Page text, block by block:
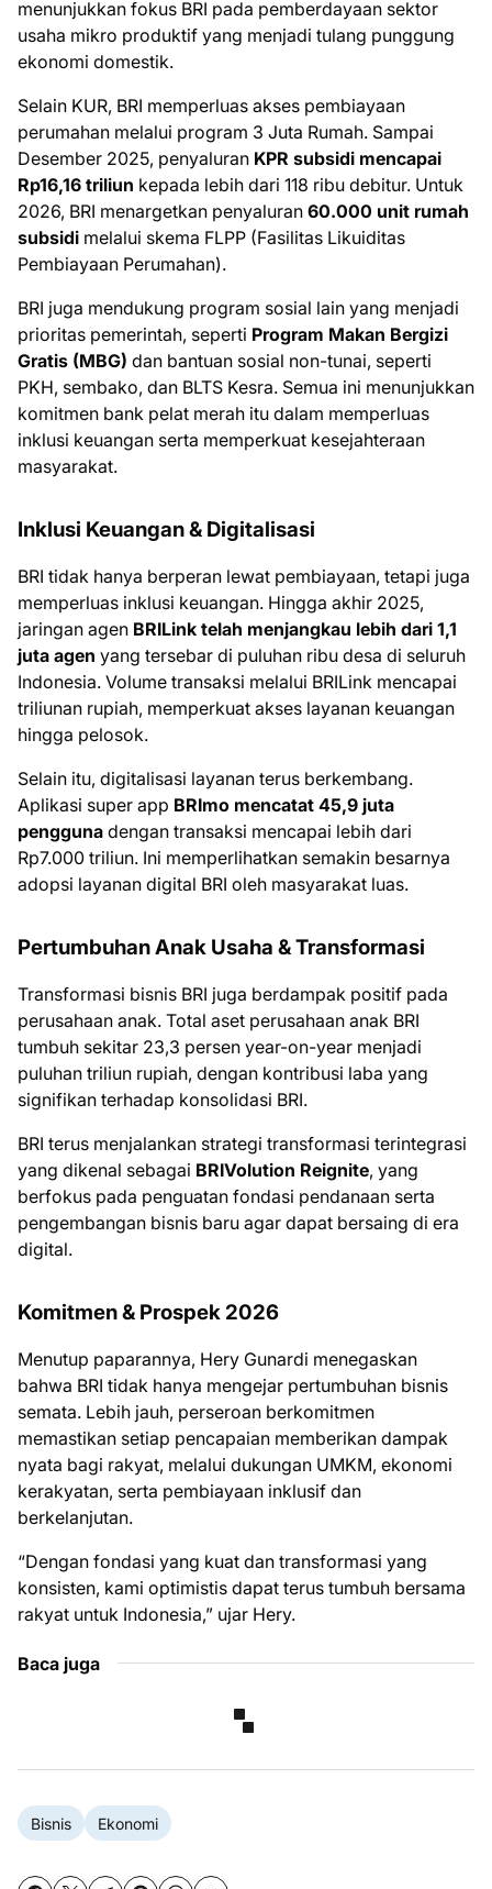
menunjukkan fokus BRI pada pemberdayaan sektor
usaha mikro produktif yang menjadi tulang punggung
ekonomi domestik.
Selain KUR, BRI memperluas akses pembiayaan
perumahan melalui program 3 Juta Rumah. Sampai
Desember 2025, penyaluran KPR subsidi mencapai
Rp16,16 triliun kepada lebih dari 118 ribu debitur. Untuk
2026, BRI menargetkan penyaluran 60.000 unit rumah
subsidi melalui skema FLPP (Fasilitas Likuiditas
Pembiayaan Perumahan).
BRI juga mendukung program sosial lain yang menjadi
prioritas pemerintah, seperti Program Makan Bergizi
Gratis (MBG) dan bantuan sosial non-tunai, seperti
PKH, sembako, dan BLTS Kesra. Semua ini menunjukkan
komitmen bank pelat merah itu dalam memperluas
inklusi keuangan serta memperkuat kesejahteraan
masyarakat.
Inklusi Keuangan & Digitalisasi
BRI tidak hanya berperan lewat pembiayaan, tetapi juga
memperluas inklusi keuangan. Hingga akhir 2025,
jaringan agen BRILink telah menjangkau lebih dari 1,1
juta agen yang tersebar di puluhan ribu desa di seluruh
Indonesia. Volume transaksi melalui BRILink mencapai
triliunan rupiah, memperkuat akses layanan keuangan
hingga pelosok.
Selain itu, digitalisasi layanan terus berkembang.
Aplikasi super app BRImo mencatat 45,9 juta
pengguna dengan transaksi mencapai lebih dari
Rp7.000 triliun. Ini memperlihatkan semakin besarnya
adopsi layanan digital BRI oleh masyarakat luas.
Pertumbuhan Anak Usaha & Transformasi
Transformasi bisnis BRI juga berdampak positif pada
perusahaan anak. Total aset perusahaan anak BRI
tumbuh sekitar 23,3 persen year-on-year menjadi
puluhan triliun rupiah, dengan kontribusi laba yang
signifikan terhadap konsolidasi BRI.
BRI terus menjalankan strategi transformasi terintegrasi
yang dikenal sebagai BRIVolution Reignite, yang
berfokus pada penguatan fondasi pendanaan serta
pengembangan bisnis baru agar dapat bersaing di era
digital.
Komitmen & Prospek 2026
Menutup paparannya, Hery Gunardi menegaskan
bahwa BRI tidak hanya mengejar pertumbuhan bisnis
semata. Lebih jauh, perseroan berkomitmen
memastikan setiap pencapaian memberikan dampak
nyata bagi rakyat, melalui dukungan UMKM, ekonomi
kerakyatan, serta pembiayaan inklusif dan
berkelanjutan.
“Dengan fondasi yang kuat dan transformasi yang
konsisten, kami optimistis dapat terus tumbuh bersama
rakyat untuk Indonesia,” ujar Hery.
Baca juga
Bisnis Ekonomi